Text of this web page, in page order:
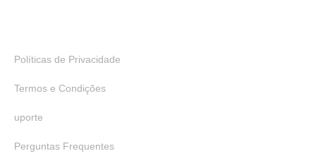
Políticas de Privacidade
Termos e Condições
uporte
Perguntas Frequentes